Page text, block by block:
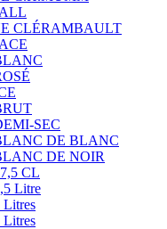
CLÉRAMBAULT
SEC
DE BLANC
DE NOIR
CL
Litre